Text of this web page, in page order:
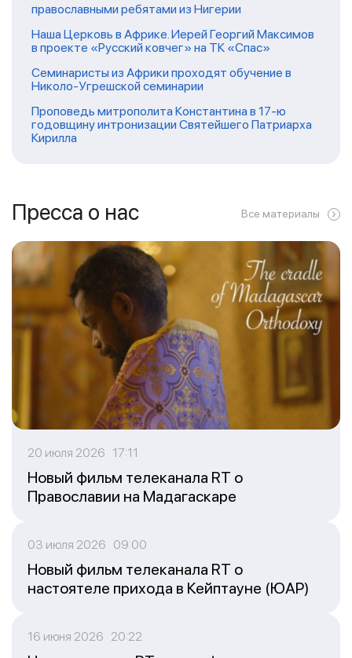
православными ребятами из Нигерии
Наша Церковь в Африке. Иерей Георгий Максимов
в проекте «Русский ковчег» на ТК «Спас»
Семинаристы из Африки проходят обучение в
Николо-Угрешской семинарии
Проповедь митрополита Константина в 17-ю
годовщину интронизации Святейшего Патриарха
Кирилла
Пресса о нас Все материалы
20 июля 2026 17:11
Новый фильм телеканала RT о
Православии на Мадагаскаре
03 июля 2026 09:00
Новый фильм телеканала RT о
настоятеле прихода в Кейптауне (ЮАР)
16 июня 2026 20:22